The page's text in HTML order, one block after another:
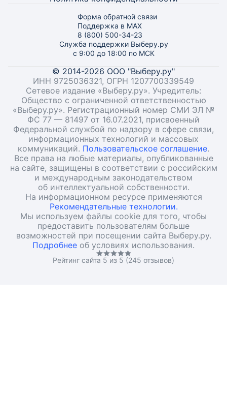
Форма обратной связи
Поддержка в MAX
8 (800) 500-34-23
Служба поддержки Выберу.ру
с 9:00 до 18:00 по МСК
© 2014-2026 ООО "Выберу.ру"
ИНН 9725036321, ОГРН 1207700339549
Сетевое издание «Выберу.ру». Учредитель:
Общество с ограниченной ответственностью
«Выберу.ру». Регистрационный номер СМИ ЭЛ №
ФС 77 — 81497 от 16.07.2021, присвоенный
Федеральной службой по надзору в сфере связи,
информационных технологий и массовых
коммуникаций. Пользовательское соглашение.
Все права на любые материалы, опубликованные
на сайте, защищены в соответствии с российским
и международным законодательством
об интеллектуальной собственности.
На информационном ресурсе применяются
Рекомендательные технологии.
Мы используем файлы cookie для того, чтобы
предоставить пользователям больше
возможностей при посещении сайта Выберу.ру.
Подробнее об условиях использования.
Рейтинг сайта 5 из 5 (245 отзывов)